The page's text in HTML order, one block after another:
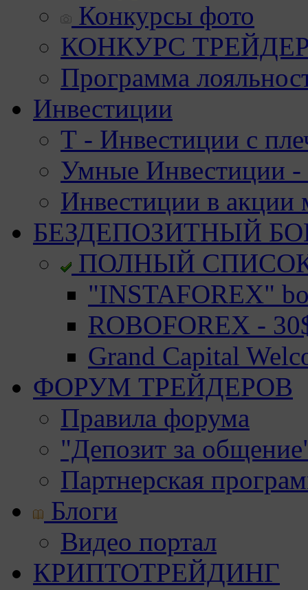
Конкурсы фото
КОНКУРС
Программа
Инвестиции
Т - Инвестиции с
Умные Инвестиции -
Инвестиции в акции
БЕЗДЕПОЗИТНЫЙ
ПОЛНЫЙ
"INSTAFOREX"
ROBOFOREX -
Grand Capital
ФОРУМ ТРЕЙДЕРОВ
Правила форума
"Депозит за
Партнерская
Блоги
Видео портал
КРИПТОТРЕЙДИНГ